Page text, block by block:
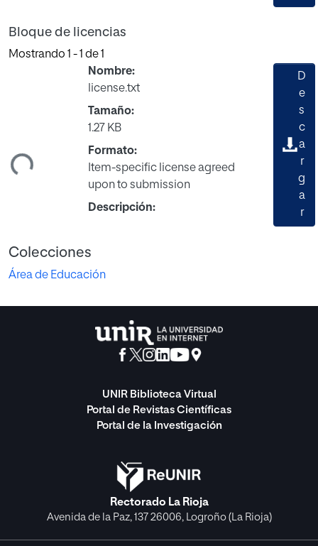
Bloque de licencias
Mostrando 1 - 1 de 1
Nombre:
license.txt
Tamaño:
1.27 KB
Formato:
Item-specific license agreed
upon to submission
Descripción:
D
e
s
c
a
r
g
a
r
Colecciones
Área de Educación
UNIR Biblioteca Virtual
Portal de Revistas Científicas
Portal de la Investigación
Rectorado La Rioja
Avenida de la Paz, 137 26006, Logroño (La Rioja)